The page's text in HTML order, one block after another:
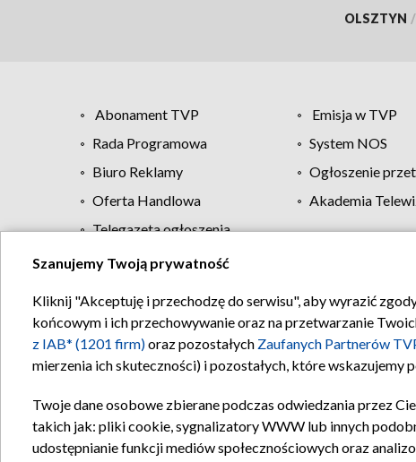
OLSZTYN /
Abonament TVP Emisja w TVP
Rada Programowa
System NOS
Biuro Reklamy
Ogłoszenie
Oferta Handlowa
Akademia
Telegazeta ogłoszenia
Regulamin TVP
Szanujemy Twoją prywatność
Kliknij "Akceptuję i przechodzę do serwisu", aby wyrazić
końcowym i ich przechowywanie oraz na przetwarzanie
z IAB* (1201 firm)oraz pozostałych Zaufanych Partnerów
mierzenia ich skuteczności) i pozostałych, które wskazujemy
Twoje dane osobowe zbierane podczas odwiedzania przez
takich jak: pliki cookie, sygnalizatory WWW lub innych
udostępnianie funkcji mediów społecznościowych oraz